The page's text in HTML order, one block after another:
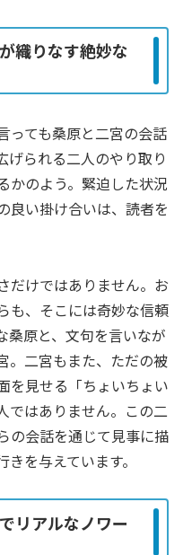
織りなす絶妙な
っても桑原と二宮の会話
げられる二人のやり取り
かのよう。緊迫した状況
良い掛け合いは、読者を
だけではありません。お
も、そこには奇妙な信頼
桑原と、文句を言いなが
。二宮もまた、ただの被
を見せる「ちょいちょい
ではありません。この二
の会話を通じて見事に描
を与えています。
リアルなノワー